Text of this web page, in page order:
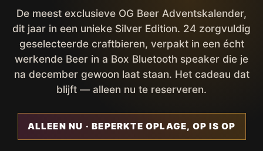
De meest exclusieve OG Beer Adventskalender,
dit jaar in een unieke Silver Edition. 24 zorgvuldig
geselecteerde craftbieren, verpakt in een écht
werkende Beer in a Box Bluetooth speaker die je
na december gewoon laat staan. Het cadeau dat
blijft — alleen nu te reserveren.
ALLEEN NU · BEPERKTE OPLAGE, OP IS OP